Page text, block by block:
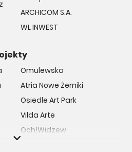
ARCHICOM S.A.
WL INWEST
Omulewska
Atria Nowe Żerniki
Osiedle Art Park
Vilda Arte
Och!Widzew